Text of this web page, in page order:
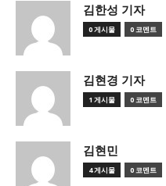
김한성 기자
0 게시물 0 코멘트
김현경 기자
1 게시물 0 코멘트
김현민
4 게시물 0 코멘트